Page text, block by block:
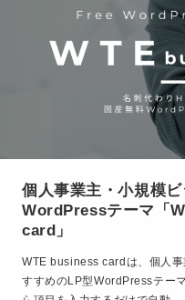
個人事業主・小規模
WordPressテーマ「
card」
WTE business cardは、個人事業主や小規模ビジネスにお
すすめのLP型WordPressテー